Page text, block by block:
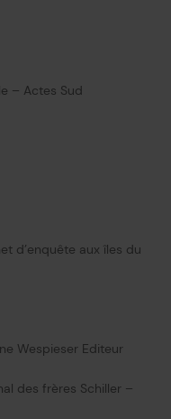
– Actes Sud
d’enquête aux îles du
Wespieser Editeur
des frères Schiller –